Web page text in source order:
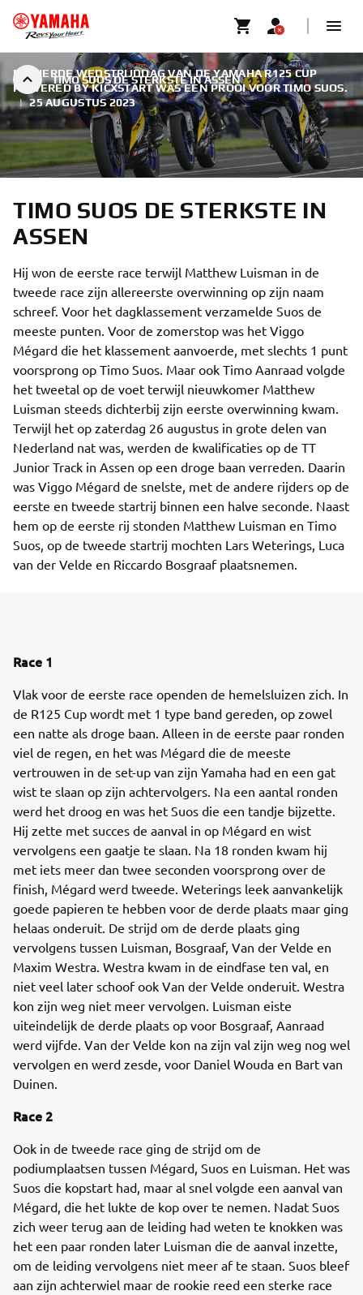
TIMO SUOS DE STERKSTE IN ASSEN
DE VIERDE WEDSTRIJDDAG VAN DE YAMAHA R125 CUP
POWERED BY KICXSTART WAS EEN PROOI VOOR TIMO SUOS.
| 25 AUGUSTUS 2023
TIMO SUOS DE STERKSTE IN
ASSEN
Hij won de eerste race terwijl Matthew Luisman in de
tweede race zijn allereerste overwinning op zijn naam
schreef. Voor het dagklassement verzamelde Suos de
meeste punten. Voor de zomerstop was het Viggo
Mégard die het klassement aanvoerde, met slechts 1 punt
voorsprong op Timo Suos. Maar ook Timo Aanraad volgde
het tweetal op de voet terwijl nieuwkomer Matthew
Luisman steeds dichterbij zijn eerste overwinning kwam.
Terwijl het op zaterdag 26 augustus in grote delen van
Nederland nat was, werden de kwalificaties op de TT
Junior Track in Assen op een droge baan verreden. Daarin
was Viggo Mégard de snelste, met de andere rijders op de
eerste en tweede startrij binnen een halve seconde. Naast
hem op de eerste rij stonden Matthew Luisman en Timo
Suos, op de tweede startrij mochten Lars Weterings, Luca
van der Velde en Riccardo Bosgraaf plaatsnemen.
Race 1
Vlak voor de eerste race openden de hemelsluizen zich. In
de R125 Cup wordt met 1 type band gereden, op zowel
een natte als droge baan. Alleen in de eerste paar ronden
viel de regen, en het was Mégard die de meeste
vertrouwen in de set-up van zijn Yamaha had en een gat
wist te slaan op zijn achtervolgers. Na een aantal ronden
werd het droog en was het Suos die een tandje bijzette.
Hij zette met succes de aanval in op Mégard en wist
vervolgens een gaatje te slaan. Na 18 ronden kwam hij
met iets meer dan twee seconden voorsprong over de
finish, Mégard werd tweede. Weterings leek aanvankelijk
goede papieren te hebben voor de derde plaats maar ging
helaas onderuit. De strijd om de derde plaats ging
vervolgens tussen Luisman, Bosgraaf, Van der Velde en
Maxim Westra. Westra kwam in de eindfase ten val, en
niet veel later schoof ook Van der Velde onderuit. Westra
kon zijn weg niet meer vervolgen. Luisman eiste
uiteindelijk de derde plaats op voor Bosgraaf, Aanraad
werd vijfde. Van der Velde kon na zijn val zijn weg nog wel
vervolgen en werd zesde, voor Daniel Wouda en Bart van
Duinen.
Race 2
Ook in de tweede race ging de strijd om de
podiumplaatsen tussen Mégard, Suos en Luisman. Het was
Suos die kopstart had, maar al snel volgde een aanval van
Mégard, die het lukte de kop over te nemen. Nadat Suos
zich weer terug aan de leiding had weten te knokken was
het een paar ronden later Luisman die de aanval inzette,
om de leiding vervolgens niet meer af te staan. Suos bleef
aan zijn achterwiel maar de rookie reed een sterke race